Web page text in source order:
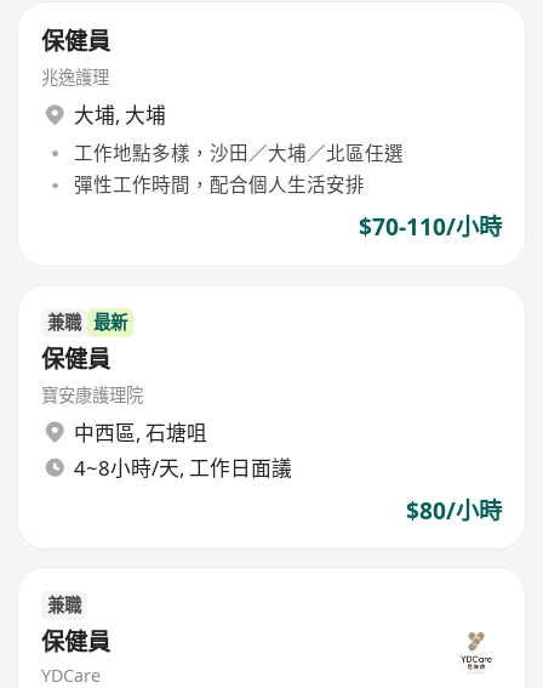
保健員
兆逸護理
大埔, 大埔
工作地點多樣，沙田／大埔／北區任選
彈性工作時間，配合個人生活安排
$70-110/小時
兼職 最新
保健員
寶安康護理院
中西區, 石塘咀
4~8小時/天, 工作日面議
$80/小時
兼職
保健員
YDCare